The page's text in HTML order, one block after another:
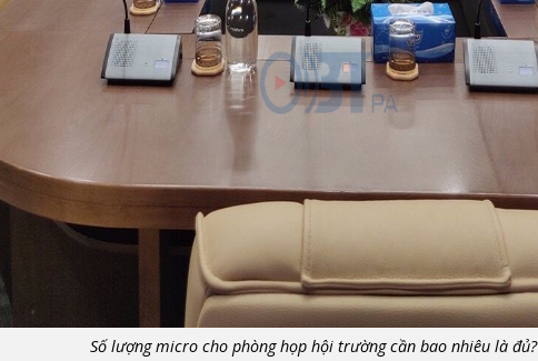
Số lượng micro cho phòng họp hội trường cần bao nhiêu là đủ?